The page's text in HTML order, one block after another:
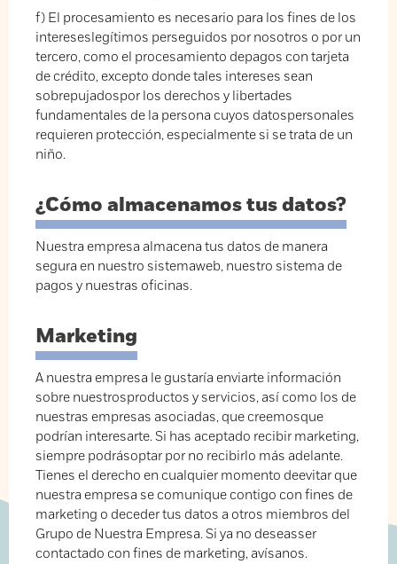
f) El procesamiento es necesario para los fines de los
intereseslegítimos perseguidos por nosotros o por un
tercero, como el procesamiento depagos con tarjeta
de crédito, excepto donde tales intereses sean
sobrepujadospor los derechos y libertades
fundamentales de la persona cuyos datospersonales
requieren protección, especialmente si se trata de un
niño.
¿Cómo almacenamos tus datos?
Nuestra empresa almacena tus datos de manera
segura en nuestro sistemaweb, nuestro sistema de
pagos y nuestras oficinas.
Marketing
A nuestra empresa le gustaría enviarte información
sobre nuestrosproductos y servicios, así como los de
nuestras empresas asociadas, que creemosque
podrían interesarte. Si has aceptado recibir marketing,
siempre podrásoptar por no recibirlo más adelante.
Tienes el derecho en cualquier momento deevitar que
nuestra empresa se comunique contigo con fines de
marketing o deceder tus datos a otros miembros del
Grupo de Nuestra Empresa. Si ya no deseasser
contactado con fines de marketing, avísanos.